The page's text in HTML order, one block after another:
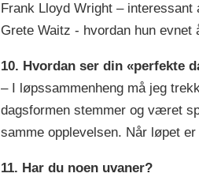
Frank Lloyd Wright –
Grete Waitz - hvordan hun
10. Hvordan ser din «perfekte
– I løpssammenheng må jeg
dagsformen stemmer og været
samme opplevelsen. Når løpet
11. Har du noen uvaner?